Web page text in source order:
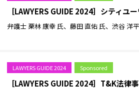
［LAWYERS GUIDE 2024］シティユ
弁護士 栗林 康幸 氏、藤田 直佑 氏、渋谷 洋
LAWYERS GUIDE 2024 Sponsored
［LAWYERS GUIDE 2024］T&K法律